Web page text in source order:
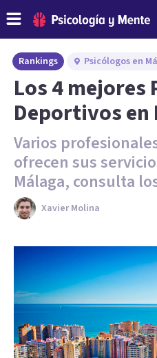
Rankings Psicólogos en
Los 4 mejores
Deportivos en
Varios
ofrecen sus
Málaga, consulta
Xavier Molina